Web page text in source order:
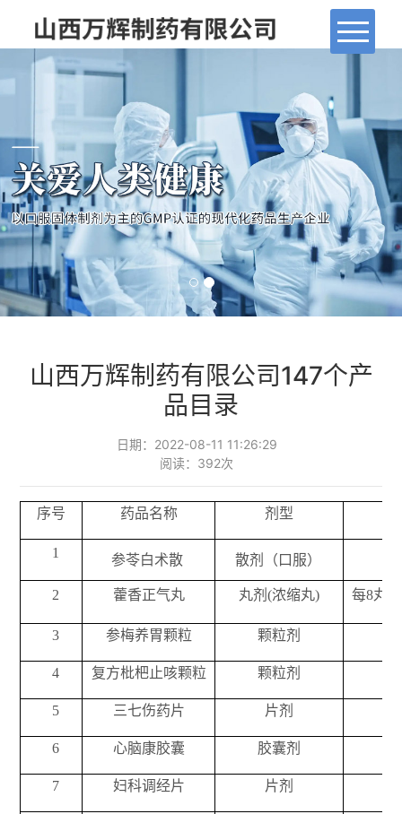
走进万辉
产品展示
新闻动态
品牌文化
人力资源
联系我们
山西万辉制药有限公司147个产
品目录
日期：2022-08-11 11:26:29
阅读： 392次
序号 药品名称 剂型
1 参苓白术散 散剂（口服）
2 藿香正气丸 丸剂(浓缩丸) 每8丸
3 参梅养胃颗粒 颗粒剂
4 复方枇杷止咳颗粒 颗粒剂
5 三七伤药片 片剂
6 心脑康胶囊 胶囊剂
7 妇科调经片 片剂